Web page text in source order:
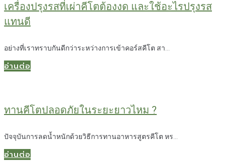
เครื่องปรุงรสที่เผ่าคีโตต้องงด และใช้อะไรปรุงรส
แทนดี
อย่างที่เราทราบกันดีกว่าระหว่างการเข้าคอร์สคีโต สา...
อ่านต่อ
ทานคีโตปลอดภัยในระยะยาวไหม ?
ปัจจุบันการลดน้ำหนักด้วยวิธีการทานอาหารสูตรคีโต หร...
อ่านต่อ